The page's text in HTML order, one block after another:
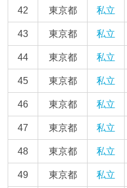
42 東京都 私立
43 東京都 私立
44 東京都 私立
45 東京都 私立
46 東京都 私立
47 東京都 私立
48 東京都 私立
49 東京都 私立